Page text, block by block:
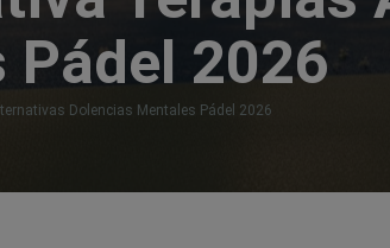
Pádel 2026
Dolencias Mentales Pádel 2026